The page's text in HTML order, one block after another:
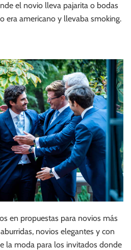
el novio lleva pajarita o bodas
era americano y llevaba smoking.
en propuestas para novios más
novios elegantes y con
la moda para los invitados donde